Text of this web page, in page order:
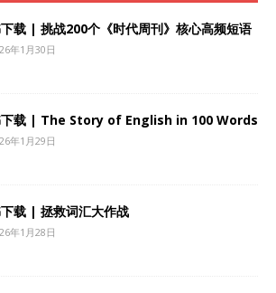
载 | 挑战200个《时代周刊》核心高频短语
年1月30日
下载 | The Story of English in 100 Words
年1月29日
载 | 拯救词汇大作战
年1月28日